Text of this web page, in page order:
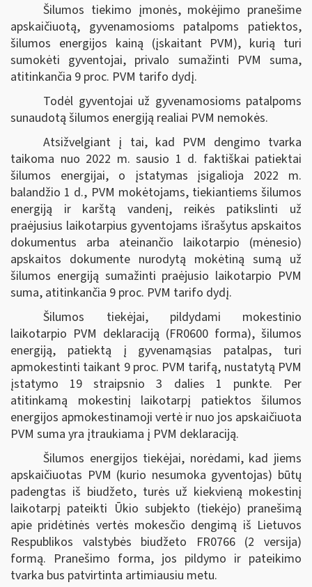
Šilumos tiekimo įmonės, mokėjimo pranešime
apskaičiuotą, gyvenamosioms patalpoms patiektos,
šilumos energijos kainą (įskaitant PVM), kurią turi
sumokėti gyventojai, privalo sumažinti PVM suma,
atitinkančia 9 proc. PVM tarifo dydį.
Todėl gyventojai už gyvenamosioms patalpoms
sunaudotą šilumos energiją realiai PVM nemokės.
Atsižvelgiant į tai, kad PVM dengimo tvarka
taikoma nuo 2022 m. sausio 1 d. faktiškai patiektai
šilumos energijai, o įstatymas įsigalioja 2022 m.
balandžio 1 d., PVM mokėtojams, tiekiantiems šilumos
energiją ir karštą vandenį, reikės patikslinti už
praėjusius laikotarpius gyventojams išrašytus apskaitos
dokumentus arba ateinančio laikotarpio (mėnesio)
apskaitos dokumente nurodytą mokėtiną sumą už
šilumos energiją sumažinti praėjusio laikotarpio PVM
suma, atitinkančia 9 proc. PVM tarifo dydį.
Šilumos tiekėjai, pildydami mokestinio
laikotarpio PVM deklaraciją (FR0600 forma), šilumos
energiją, patiektą į gyvenamąsias patalpas, turi
apmokestinti taikant 9 proc. PVM tarifą, nustatytą PVM
įstatymo 19 straipsnio 3 dalies 1 punkte. Per
atitinkamą mokestinį laikotarpį patiektos šilumos
energijos apmokestinamoji vertė ir nuo jos apskaičiuota
PVM suma yra įtraukiama į PVM deklaraciją.
Šilumos energijos tiekėjai, norėdami, kad jiems
apskaičiuotas PVM (kurio nesumoka gyventojas) būtų
padengtas iš biudžeto, turės už kiekvieną mokestinį
laikotarpį pateikti Ūkio subjekto (tiekėjo) pranešimą
apie pridėtinės vertės mokesčio dengimą iš Lietuvos
Respublikos valstybės biudžeto FR0766 (2 versija)
formą. Pranešimo forma, jos pildymo ir pateikimo
tvarka bus patvirtinta artimiausiu metu.